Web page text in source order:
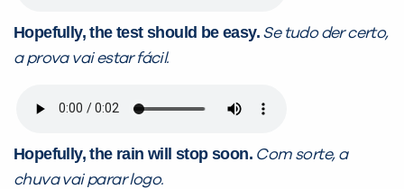
Hopefully, the test should be easy. Se tudo der certo,
a prova vai estar fácil.
Hopefully, the rain will stop soon. Com sorte, a
chuva vai parar logo.